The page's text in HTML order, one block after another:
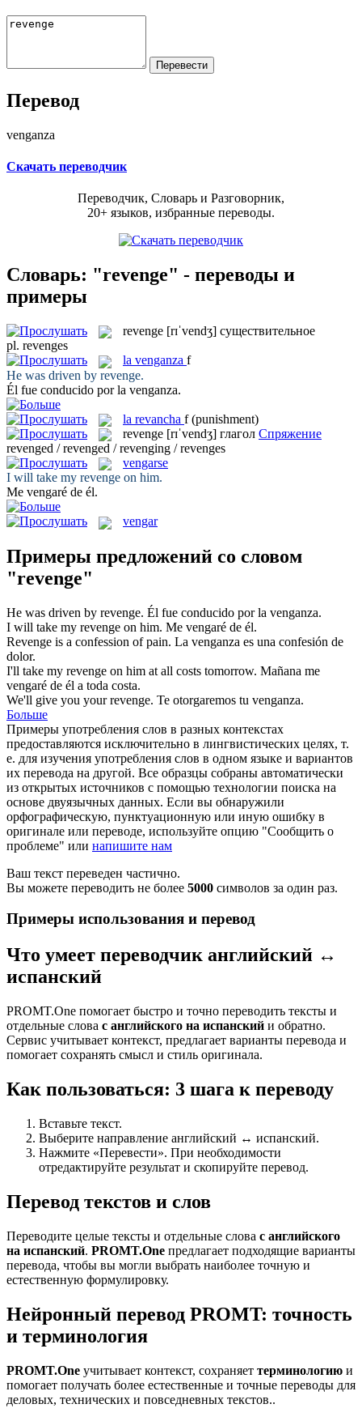
Перевод
venganza
Скачать переводчик
Переводчик, Словарь и Разговорник,
20+ языков, избранные переводы.
Словарь: "revenge" - переводы и
примеры
revenge [rɪˈvendʒ] существительное
pl. revenges
la venganza f
He was driven by revenge.
Él fue conducido por la venganza.
la revancha f (punishment)
revenge [rɪˈvendʒ] глагол Спряжение
revenged / revenged / revenging / revenges
vengarse
I will take my revenge on him.
Me vengaré de él.
vengar
Примеры предложений со словом
"revenge"
He was driven by revenge. Él fue conducido por la venganza.
I will take my revenge on him. Me vengaré de él.
Revenge is a confession of pain. La venganza es una confesión de
dolor.
I'll take my revenge on him at all costs tomorrow. Mañana me
vengaré de él a toda costa.
We'll give you yourrevenge. Te otorgaremos tu venganza.
Больше
Примеры употребления слов в разных контекстах
предоставляются исключительно в лингвистических целях, т.
е. для изучения употребления слов в одном языке и вариантов
их перевода на другой. Все образцы собраны автоматически
из открытых источников с помощью технологии поиска на
основе двуязычных данных. Если вы обнаружили
орфографическую, пунктуационную или иную ошибку в
оригинале или переводе, используйте опцию "Сообщить о
проблеме" или напишите нам
Ваш текст переведен частично.
Вы можете переводить не более 5000 символов за один раз.
Примеры использования и перевод
Что умеет переводчик английский ↔
испанский
PROMT.One помогает быстро и точно переводить тексты и
отдельные слова с английского на испанский и обратно.
Сервис учитывает контекст, предлагает варианты перевода и
помогает сохранять смысл и стиль оригинала.
Как пользоваться: 3 шага к переводу
Вставьте текст.
Выберите направление английский ↔ испанский.
Нажмите «Перевести». При необходимости
отредактируйте результат и скопируйте перевод.
Перевод текстов и слов
Переводите целые тексты и отдельные слова с английского
на испанский. PROMT.One предлагает подходящие варианты
перевода, чтобы вы могли выбрать наиболее точную и
естественную формулировку.
Нейронный перевод PROMT: точность
и терминология
PROMT.One учитывает контекст, сохраняет терминологию и
помогает получать более естественные и точные переводы для
деловых, технических и повседневных текстов..